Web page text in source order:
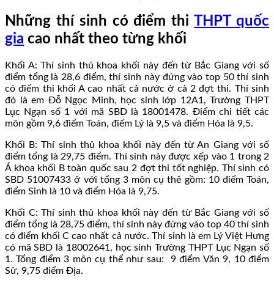
Những thí sinh có điểm thiTHPT quốc
gia cao nhất theo từng khối
Khối A: Thí sinh thủ khoa khối này đến từ Bắc Giang với số
điểm tổng là 28,6 điểm, thí sinh này đứng vào top 50 thí sinh
có điểm thi khối A cao nhất cả nước ở cả 2 đợt thi. Thí sinh
đó là em Đỗ Ngọc Minh, học sinh lớp 12A1, Trường THPT
Lục Ngạn số 1 với mã SBD là 18001478. Điểm chi tiết các
môn gồm 9,6 điểm Toán, điểm Lý là 9,5 và điểm Hóa là 9,5.
Khối B: Thí sinh thủ khoa khối này đến từ An Giang với số
điểm tổng là 29,75 điểm. Thí sinh này được xếp vào 1 trong 2
Á khoa khối B toàn quốc sau 2 đợt thi tốt nghiệp. Thí sinh có
SBD 51007433 ở với tổng 3 môn cụ thê gồm: 10 điểm Toán,
điểm Sinh là 10 và điểm Hóa là 9,75.
Khối C: Thí sinh thủ khoa khối này đến từ Bắc Giang với số
điểm tổng là 28,75 điểm, thí sinh này đứng vào top 40 thí sinh
có điểm khối C cao nhất cả nước. Thí sinh là em Lý Việt Hưng
có mã SBD là 18002641, học sinh Trường THPT Lục Ngạn số
1. Tổng điểm 3 môn cụ thể như sau: 9 điểm Văn 9, 10 điểm
Sử, 9,75 điểm Địa.